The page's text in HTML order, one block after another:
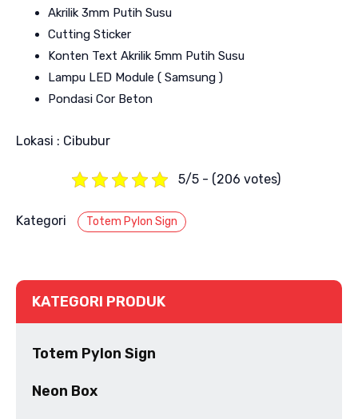
Akrilik 3mm Putih Susu
Cutting Sticker
Konten Text Akrilik 5mm Putih Susu
Lampu LED Module ( Samsung )
Pondasi Cor Beton
Lokasi : Cibubur
5/5 - (206 votes)
Kategori Totem Pylon Sign
KATEGORI PRODUK
Totem Pylon Sign
Neon Box